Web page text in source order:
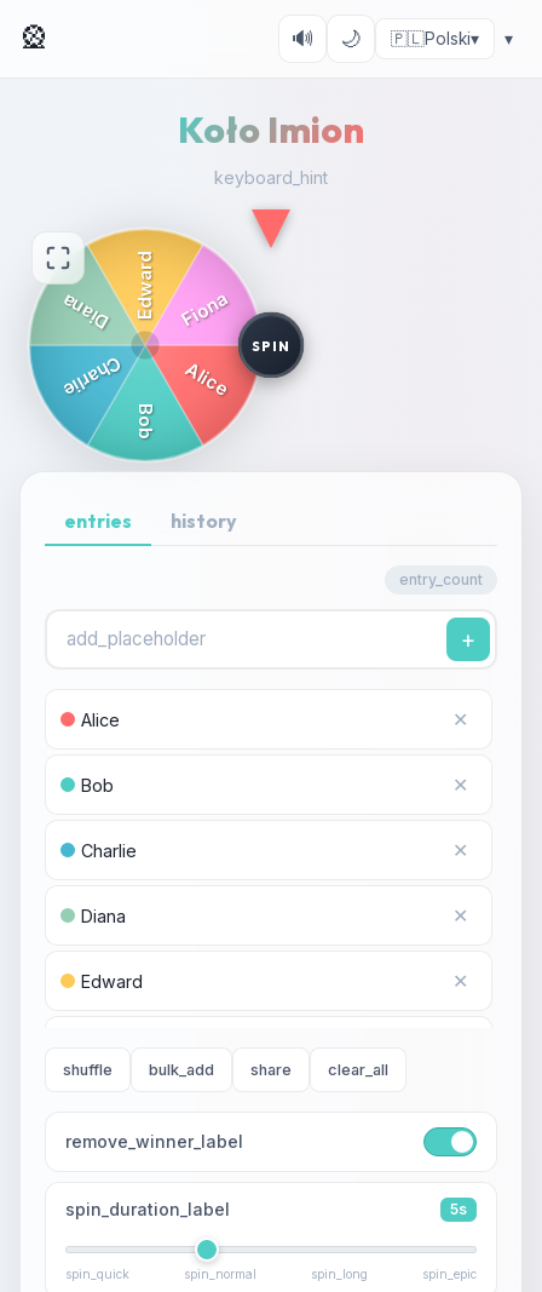
🎡 🔊 🌙 🇵🇱Polski▾ ▾
Koło Imion
keyboard_hint
SPIN
entries history
entry_count
+
Alice ✕
Bob ✕
Charlie ✕
Diana ✕
Edward ✕
shuffle bulk_add share clear_all
remove_winner_label
spin_duration_label 5s
spin_quick spin_normal spin_long spin_epic